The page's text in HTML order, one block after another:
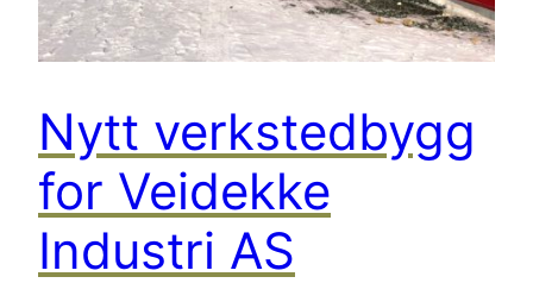
Nytt verkstedbygg
for Veidekke
Industri AS